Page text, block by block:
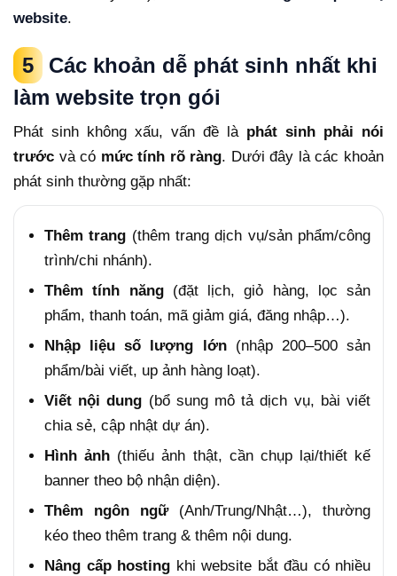
website.
5
Các khoản dễ phát sinh nhất khi
làm website trọn gói
Phát sinh không xấu, vấn đề là phát sinh phải nói
trước và có mức tính rõ ràng. Dưới đây là các khoản
phát sinh thường gặp nhất:
Thêm trang (thêm trang dịch vụ/sản phẩm/công
trình/chi nhánh).
Thêm tính năng(đặt lịch, giỏ hàng, lọc sản
phẩm, thanh toán, mã giảm giá, đăng nhập…).
Nhập liệu số lượng lớn(nhập 200–500 sản
phẩm/bài viết, up ảnh hàng loạt).
Viết nội dung (bổ sung mô tả dịch vụ, bài viết
chia sẻ, cập nhật dự án).
Hình ảnh (thiếu ảnh thật, cần chụp lại/thiết kế
banner theo bộ nhận diện).
Thêm ngôn ngữ(Anh/Trung/Nhật…), thường
kéo theo thêm trang & thêm nội dung.
Nâng cấp hosting khi website bắt đầu có nhiều